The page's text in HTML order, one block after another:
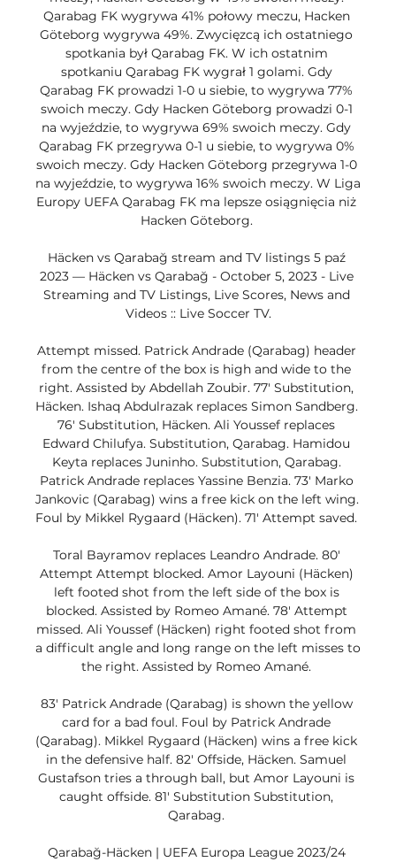
Qarabag FK wygrywa 41% połowy meczu, Hacken
Göteborg wygrywa 49%. Zwycięzcą ich ostatniego
spotkania był Qarabag FK. W ich ostatnim
spotkaniu Qarabag FK wygrał 1 golami. Gdy
Qarabag FK prowadzi 1-0 u siebie, to wygrywa 77%
swoich meczy. Gdy Hacken Göteborg prowadzi 0-1
na wyjeździe, to wygrywa 69% swoich meczy. Gdy
Qarabag FK przegrywa 0-1 u siebie, to wygrywa 0%
swoich meczy. Gdy Hacken Göteborg przegrywa 1-0
na wyjeździe, to wygrywa 16% swoich meczy. W Liga
Europy UEFA Qarabag FK ma lepsze osiągnięcia niż
Hacken Göteborg.
Häcken vs Qarabağ stream and TV listings 5 paź
2023 — Häcken vs Qarabağ - October 5, 2023 - Live
Streaming and TV Listings, Live Scores, News and
Videos :: Live Soccer TV.
Attempt missed. Patrick Andrade (Qarabag) header
from the centre of the box is high and wide to the
right. Assisted by Abdellah Zoubir. 77' Substitution,
Häcken. Ishaq Abdulrazak replaces Simon Sandberg.
76' Substitution, Häcken. Ali Youssef replaces
Edward Chilufya. Substitution, Qarabag. Hamidou
Keyta replaces Juninho. Substitution, Qarabag.
Patrick Andrade replaces Yassine Benzia. 73' Marko
Jankovic (Qarabag) wins a free kick on the left wing.
Foul by Mikkel Rygaard (Häcken). 71' Attempt saved.
Toral Bayramov replaces Leandro Andrade. 80'
Attempt Attempt blocked. Amor Layouni (Häcken)
left footed shot from the left side of the box is
blocked. Assisted by Romeo Amané. 78' Attempt
missed. Ali Youssef (Häcken) right footed shot from
a difficult angle and long range on the left misses to
the right. Assisted by Romeo Amané.
83' Patrick Andrade (Qarabag) is shown the yellow
card for a bad foul. Foul by Patrick Andrade
(Qarabag). Mikkel Rygaard (Häcken) wins a free kick
in the defensive half. 82' Offside, Häcken. Samuel
Gustafson tries a through ball, but Amor Layouni is
caught offside. 81' Substitution Substitution,
Qarabag.
Qarabağ-Häcken | UEFA Europa League 2023/24